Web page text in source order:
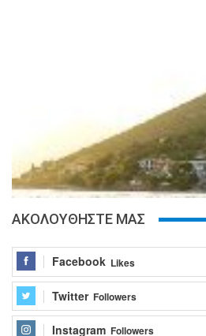
ΑΚΟΛΟΥΘΗΣΤΕ ΜΑΣ
Facebook Likes
Twitter Followers
Instagram Followers